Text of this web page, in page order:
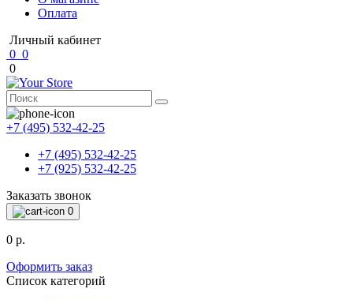
Оплата
Личный кабинет
0 0
0
+7 (495) 532-42-25
+7 (495) 532-42-25
+7 (925) 532-42-25
Заказать звонок
0
0 р.
Оформить заказ
Список категорий